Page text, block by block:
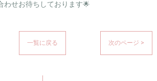
わせお待ちしております🌟
一覧に戻る 次のページ >